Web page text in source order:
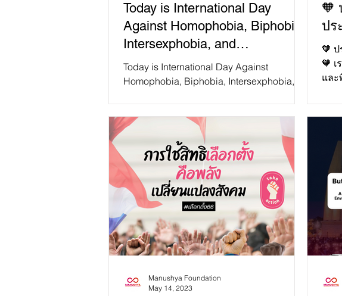
Today is International Day
Against Homophobia, Biphobia,
Intersexphobia, and
Transphobia (IDAHOBIT)!
Today is International Day Against
Homophobia, Biphobia, Intersexphobia,
🧡
ปร
🧡
🧡
และ
Manushya Foundation
May 14, 2023